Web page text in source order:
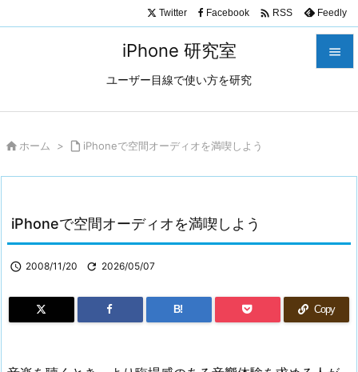
iPhone 研究室
ユーザー目線で使い方を研究


Twitter Facebook  RSS Feedly
 ホーム >  iPhoneで空間オーディオを満喫しよう
iPhoneで空間オーディオを満喫しよう
 2008/11/20  2026/05/07
B! Copy